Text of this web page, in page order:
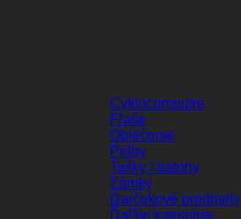
Cyklocomputre
Fľaše
Oblečenie
Prilby
Tašky / batohy
Zámky
Darčekové predmety
Ďalšie kategórie...